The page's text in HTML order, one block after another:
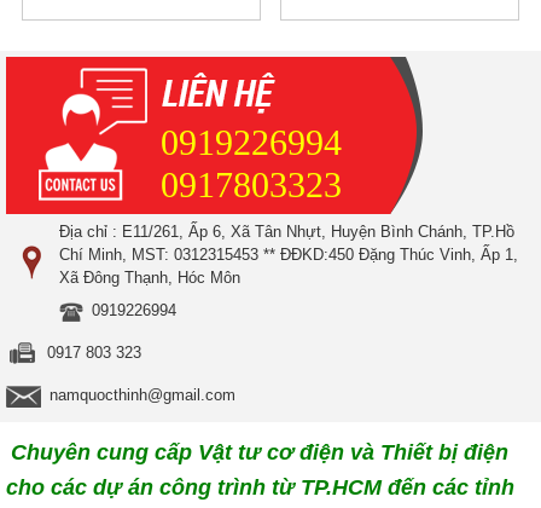
0919226994
0917803323
Địa chỉ : E11/261, Ấp 6, Xã Tân Nhựt, Huyện Bình Chánh, TP.Hồ
Chí Minh, MST: 0312315453 ** ĐĐKD:450 Đặng Thúc Vinh, Ấp 1,
Xã Đông Thạnh, Hóc Môn
0919226994
0917 803 323
namquocthinh@gmail.com
Chuyên cung cấp Vật tư cơ điện và Thiết bị điện
cho các dự án công trình từ TP.HCM đến các tỉnh